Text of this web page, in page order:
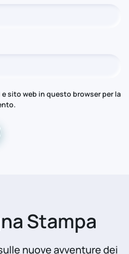
e sito web in questo browser per la
Stampa
nuove avventure dei